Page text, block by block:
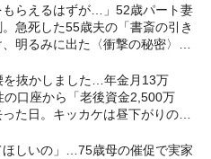
もらえるはずが…」52歳パート妻
急死した55歳夫の「書斎の引き
明るみに出た〈衝撃の秘密〉
を抜かしました…年金月13万
の口座から「老後資金2,500万
た日。キッカケは昼下がりの
ほしいの」…75歳母の催促で実家